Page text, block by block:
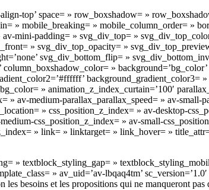
top’ space= » row_boxshadow= »
» mobile_breaking= » mobile_column_order= »
mini-padding= » svg_div_top= »
» svg_div_top_opacity= »
svg_div_bottom_flip= »
»
background_gradient_color3=
» animation_z_index_curtain=’100′
» av-medium-parallax_parallax_speed= » av-
» css_position_z_index= » av-desktop-
css_position_z_index= » av-small-
» link= » linktarget= » link_hover= »
» textblock_styling_gap= »
» av_uid=’av-lbqaq4tm’
besoins et les propositions qui ne manqueront pas